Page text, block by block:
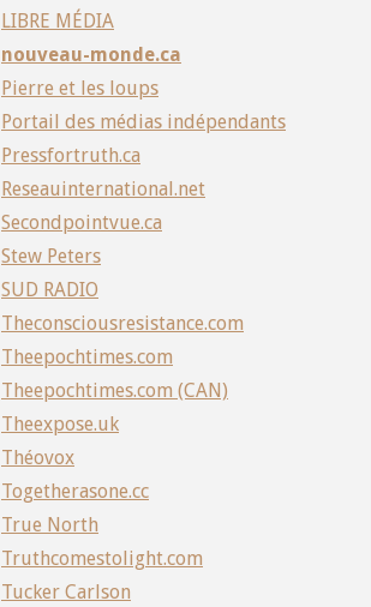
LIBRE MÉDIA
nouveau-monde.ca
Pierre et les loups
Portail des médias indépendants
Pressfortruth.ca
Reseauinternational.net
Secondpointvue.ca
Stew Peters
SUD RADIO
Theconsciousresistance.com
Theepochtimes.com
Theepochtimes.com (CAN)
Theexpose.uk
Théovox
Togetherasone.cc
True North
Truthcomestolight.com
Tucker Carlson